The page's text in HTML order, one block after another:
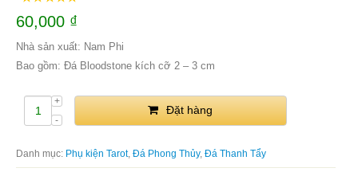
60,000 ₫
Nhà sản xuất: Nam Phi
Bao gồm: Đá Bloodstone kích cỡ 2 – 3 cm
Đặt hàng
Danh mục: Phụ kiện Tarot, Đá Phong Thủy, Đá Thanh Tẩy